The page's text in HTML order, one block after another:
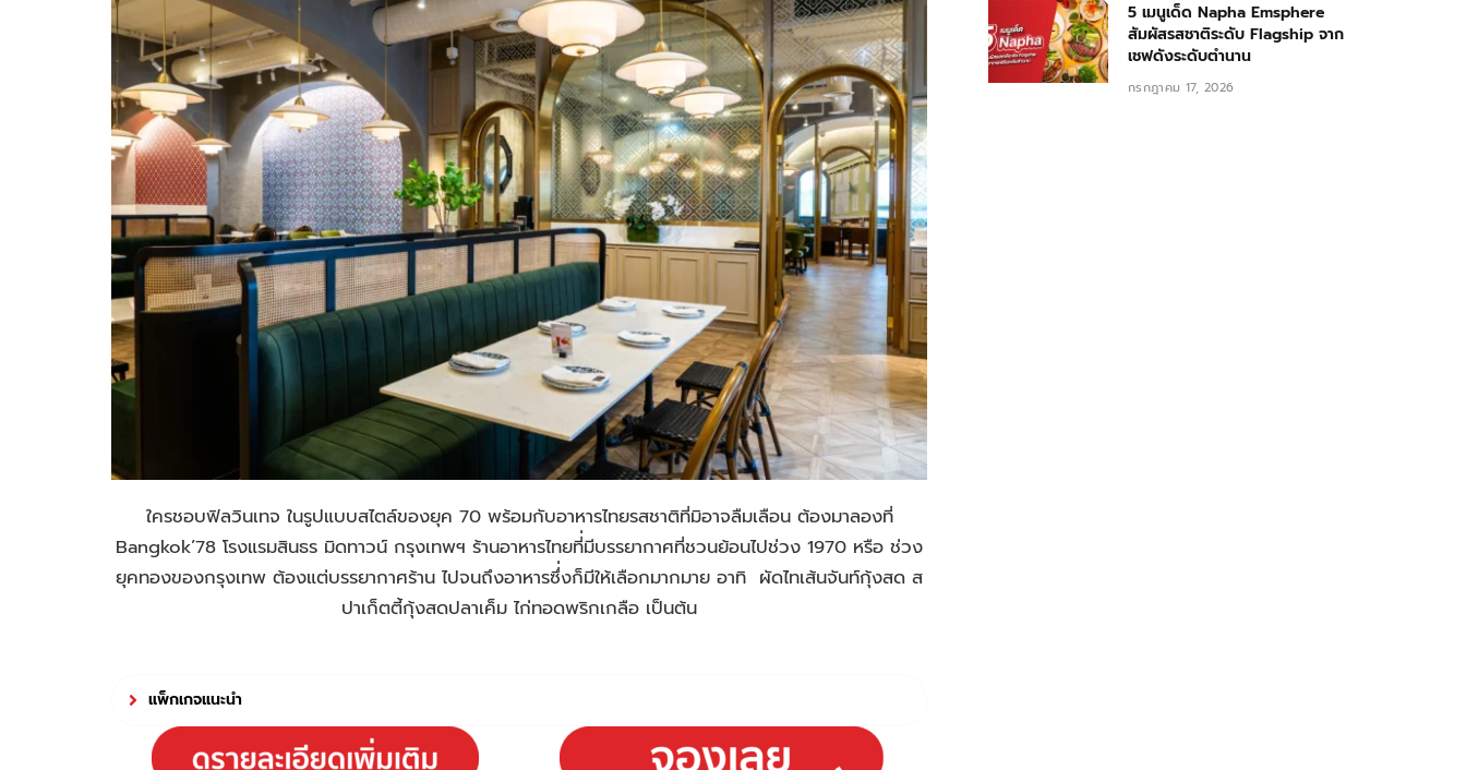
ใครชอบฟิลวินเทจ ในรูปแบบสไตล์ของยุค 70 พร้อมกับอาหารไทยรสชาติที่มิอาจลืมเลือน ต้องมาลองที่
Bangkok’78 โรงแรมสินธร มิดทาวน์ กรุงเทพฯ ร้านอาหารไทยที่่มีบรรยากาศที่ชวนย้อนไปช่วง 1970 หรือ ช่วง
ยุคทองของกรุงเทพ ต้องแต่บรรยากาศร้าน ไปจนถึงอาหารซึ่่งก็มีให้เลือกมากมาย อาทิ ผัดไทเส้นจันท์กุ้งสด ส
ปาเก็ตตี้กุ้งสดปลาเค็ม ไก่ทอดพริกเกลือ เป็นต้น
แพ็กเกจแนะนำ
5 เมนูเด็ด Napha Emsphere
สัมผัสรสชาติระดับ Flagship จาก
เชฟดังระดับตำนาน
กรกฎาคม 17, 2026